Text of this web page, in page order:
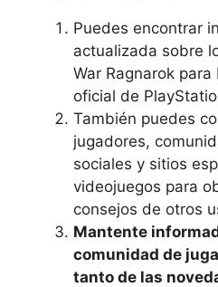
Puedes encontrar
actualizada sobre
War Ragnarok
oficial de
También puedes
jugadores,
sociales y sitios
videojuegos para
consejos de otros
Mantente
comunidad de
tanto de las